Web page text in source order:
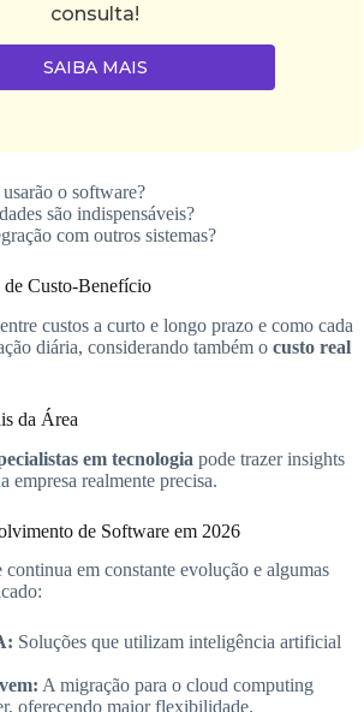
consulta!
SAIBA MAIS
o software?
são indispensáveis?
com outros sistemas?
de Custo-Benefício
custos a curto e longo prazo e como cada
diária, considerando também o custo real
da Área
em tecnologia pode trazer insights
empresa realmente precisa.
de Software em 2026
em constante evolução e algumas
Soluções que utilizam inteligência artificial
A migração para o cloud computing
oferecendo maior flexibilidade.